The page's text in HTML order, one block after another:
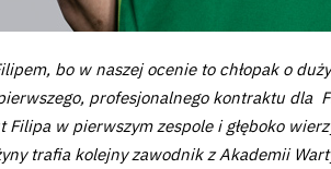
bo w naszej ocenie to chłopak o
profesjonalnego kontraktu dla
w pierwszym zespole i głęboko
trafia kolejny zawodnik z Akademii